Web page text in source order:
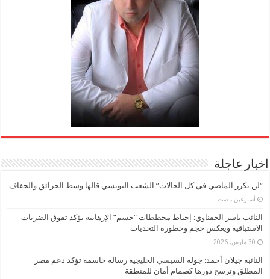
اخبار عاجلة
“لن نكرر الماضي في كل الحالات” الشعب التونسي قالها وسط الحرائق والجفاف
‏أسبوعين مضت
النائب ياسر الحفناوي: إحباط مخططات “حسم” الإرهابية يؤكد تفوق الضربات
الاستباقية ويعكس حجم وخطورة التحديات
30 مارس، 2026
النائبة جيلان أحمد: جولة السيسي الخليجية رسالة حاسمة تؤكد دعم مصر
المطلق وترسخ دورها كصمام أمان للمنطقة